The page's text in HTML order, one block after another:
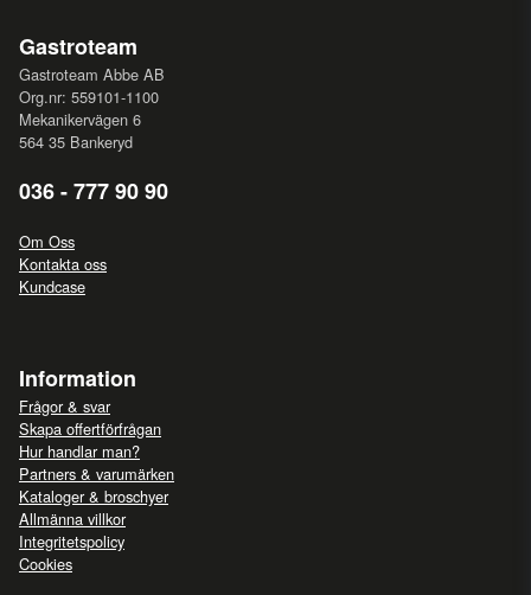
Gastroteam
Gastroteam Abbe AB
Org.nr: 559101-1100
Mekanikervägen 6
564 35 Bankeryd
036 - 777 90 90
Om Oss
Kontakta oss
Kundcase
Information
Frågor & svar
Skapa offertförfrågan
Hur handlar man?
Partners & varumärken
Kataloger & broschyer
Allmänna villkor
Integritetspolicy
Cookies